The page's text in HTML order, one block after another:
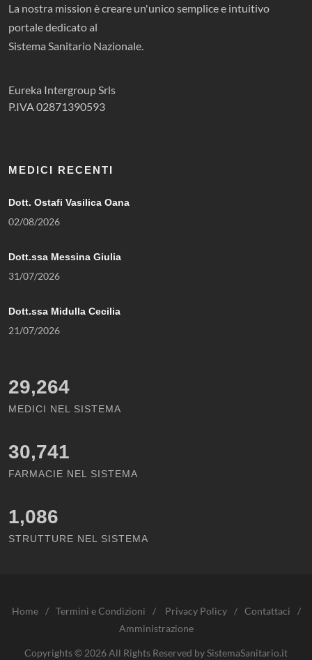
La nostra mission è creare un'unico semplice e intuitivo
portale dedicato al
Sistema Sanitario Nazionale.
Eureka Intergroup Srls
P.IVA 02871390593
MEDICI RECENTI
Dott. Ostafi Vasilica Oana
02/08/2026
Dott.ssa Messina Giulia
31/07/2026
Dott.ssa Midulla Cecilia
21/07/2026
29,264
MEDICI NEL SISTEMA
30,741
FARMACIE NEL SISTEMA
1,086
STRUTTURE NEL SISTEMA
Home / Termini e Condizioni / Privacy Policy / Contattaci
/
Amministrazione
Copyrights © 2026 All Rights Reserved by SistemaSanitario.it